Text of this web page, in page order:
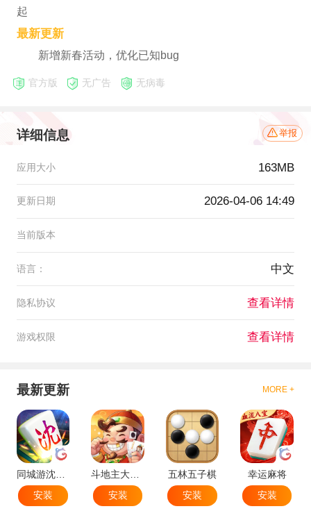
起
最新更新
新增新春活动，优化已知bug
官方版 无广告 无病毒
详细信息 举报
应用大小 163MB
更新日期 2026-04-06 14:49
当前版本
语言： 中文
隐私协议 查看详情
游戏权限 查看详情
最新更新 MORE +
同城游沈阳麻将
安装
安装
五林五子棋
安装
幸运麻将
安装